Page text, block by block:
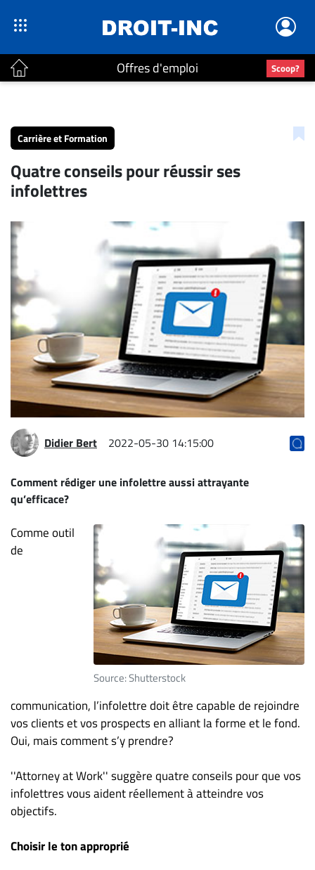
Offres d'emploi Scoop?
Accueil
Continu
Nominations
Campus
Carrière
Archives
CARRIÈRE
ET
EMPLOIS
AVOCATS
ET
JURISTES
Offres
Formation
ENTREPRISES
entreprises
Page
entreprises
un
emploi
Publicité
Solutions de
recrutements
Carrière et Formation
Quatre conseils pour réussir ses
infolettres
Didier Bert 2022-05-30 14:15:00
Comment rédiger une infolettre aussi attrayante
qu’efficace?
Source: Shutterstock
Comme outil
de
communication, l’infolettre doit être capable de rejoindre
vos clients et vos prospects en alliant la forme et le fond.
Oui, mais comment s’y prendre?
''Attorney at Work'' suggère quatre conseils pour que vos
infolettres vous aident réellement à atteindre vos
objectifs.
Choisir le ton approprié